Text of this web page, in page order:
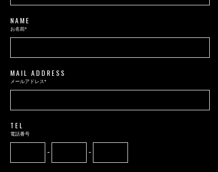
NAME
お名前*
MAIL ADDRESS
メールアドレス*
TEL
電話番号
- -